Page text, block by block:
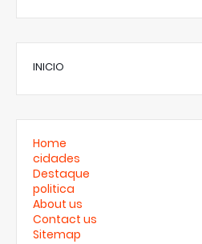
INICIO
Home
cidades
Destaque
politica
About us
Contact us
Sitemap